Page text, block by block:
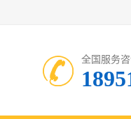
全国服务